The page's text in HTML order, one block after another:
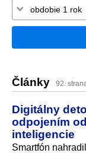
Články 92.
Digitálny
odpojením
inteligencie
Smartfón